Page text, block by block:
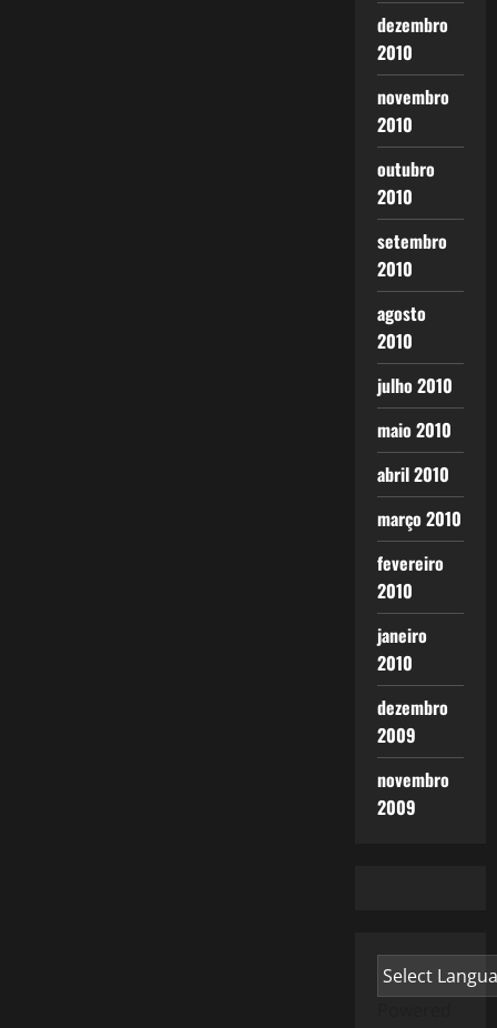
dezembro
2010
novembro
2010
outubro
2010
setembro
2010
agosto
2010
julho 2010
maio 2010
abril 2010
março 2010
fevereiro
2010
janeiro
2010
dezembro
2009
novembro
2009